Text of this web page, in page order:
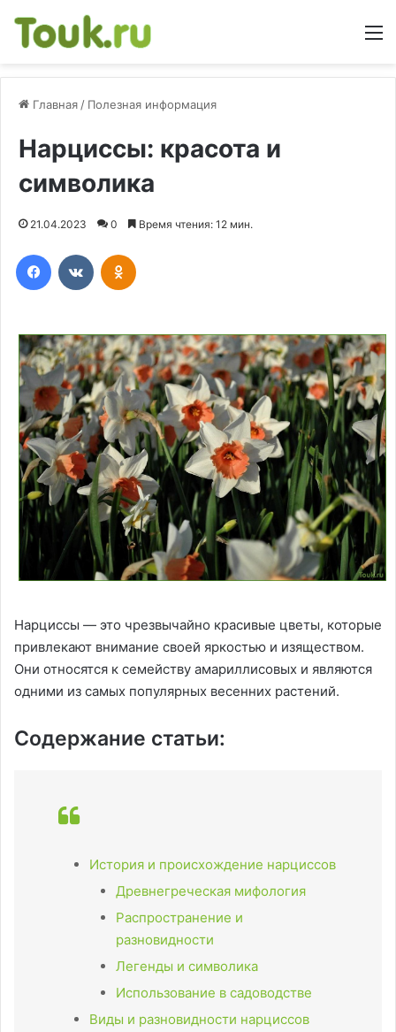
Главная / Полезная информация
Нарциссы: красота и
символика
21.04.2023 0 Время чтения: 12 мин.
Нарциссы — это чрезвычайно красивые цветы, которые
привлекают внимание своей яркостью и изяществом.
Они относятся к семейству амариллисовых и являются
одними из самых популярных весенних растений.
Содержание статьи:
История и происхождение нарциссов
Древнегреческая мифология
Распространение и
разновидности
Легенды и символика
Использование в садоводстве
Виды и разновидности нарциссов